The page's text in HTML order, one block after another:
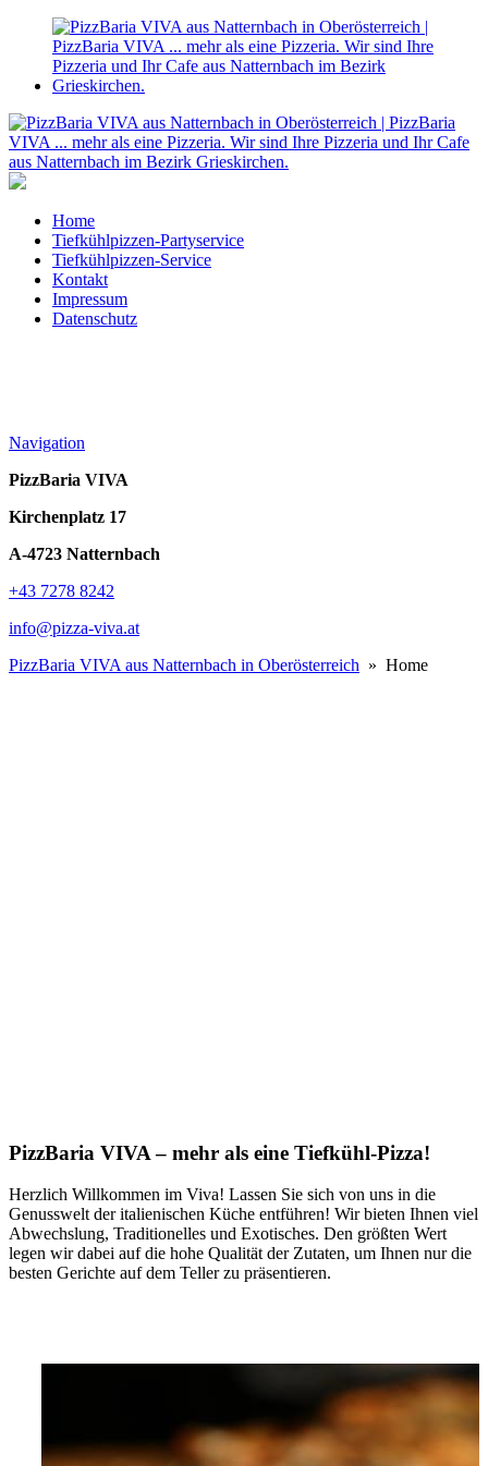
Home
Tiefkühlpizzen-Partyservice
Tiefkühlpizzen-Service
Kontakt
Impressum
Datenschutz
Navigation
PizzBaria VIVA
Kirchenplatz 17
A-4723 Natternbach
+43 7278 8242
info@pizza-viva.at
PizzBaria VIVA aus Natternbach in Oberösterreich » Home
PizzBaria VIVA – mehr als eine Tiefkühl-Pizza!
Herzlich Willkommen im Viva! Lassen Sie sich von uns in die
Genusswelt der italienischen Küche entführen! Wir bieten Ihnen viel
Abwechslung, Traditionelles und Exotisches. Den größten Wert
legen wir dabei auf die hohe Qualität der Zutaten, um Ihnen nur die
besten Gerichte auf dem Teller zu präsentieren.